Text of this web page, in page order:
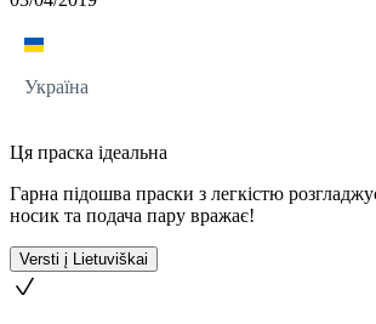
Україна
Ця праска ідеальна
Гарна підошва праски з легкістю
носик та подача пару вражає!
Versti į Lietuviškai